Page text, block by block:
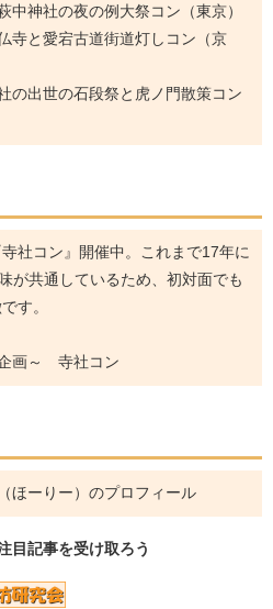
中神社の夜の例大祭コン（東京）
寺と愛宕古道街道灯しコン（京
の出世の石段祭と虎ノ門散策コン
社コン』開催中。これまで17年に
が共通しているため、初対面でも
す。
画～ 寺社コン
ーりー）のプロフィール
目記事を受け取ろう